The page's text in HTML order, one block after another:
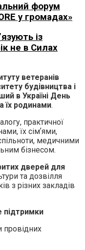
форум
у громадах»
із
не в Силах
ветеранів
будівництва і
в Україні День
їх родинами.
практичної
їх сімʼями,
медичними
бізнесом.
дверей для
та дозвілля
з різних закладів
підтримки
провідних